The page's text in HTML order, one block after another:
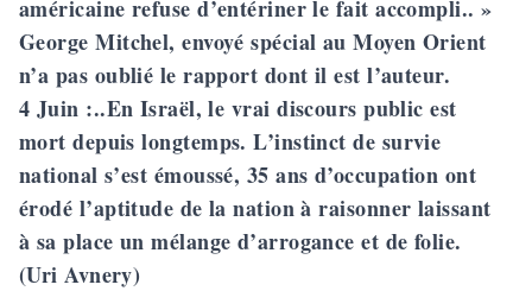
américaine refuse d’entériner le fait accompli.. »
George Mitchel, envoyé spécial au Moyen Orient
n’a pas oublié le rapport dont il est l’auteur.
4 Juin :..En Israël, le vrai discours public est
mort depuis longtemps. L’instinct de survie
national s’est émoussé, 35 ans d’occupation ont
érodé l’aptitude de la nation à raisonner laissant
à sa place un mélange d’arrogance et de folie.
(Uri Avnery)